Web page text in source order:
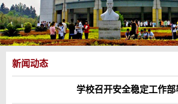
新闻动态
学校召开安全稳定工作部